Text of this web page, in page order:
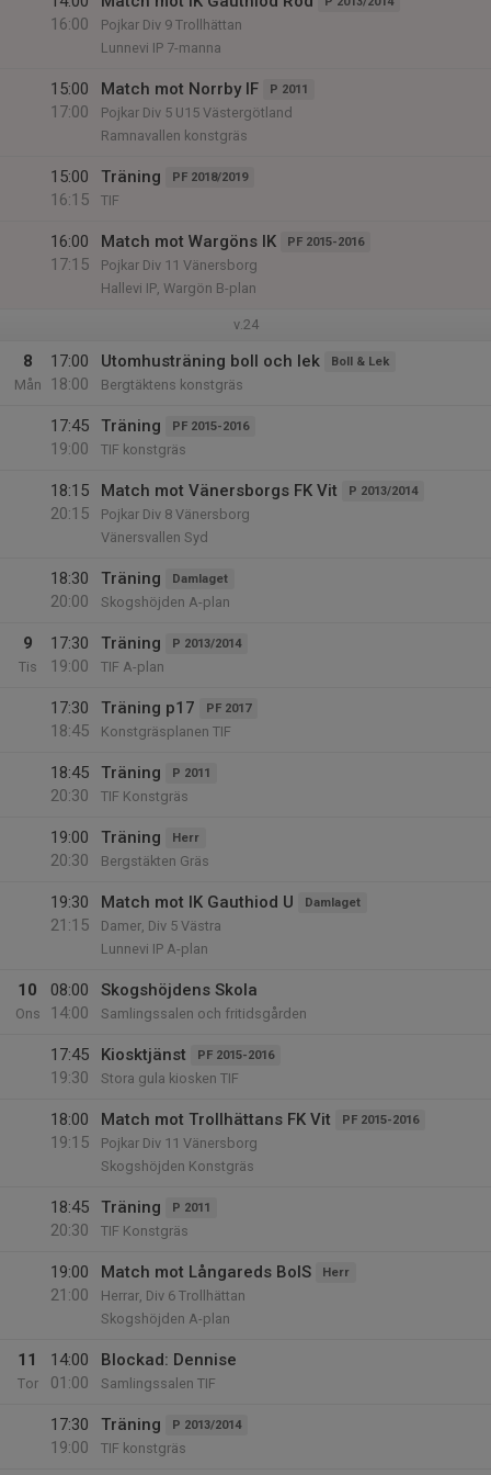
16:00
Pojkar Div 9 Trollhättan
Lunnevi IP 7-manna
15:00
17:00
Match mot Norrby IF P 2011
Pojkar Div 5 U15 Västergötland
Ramnavallen konstgräs
15:00
16:15
Träning PF 2018/2019
TIF
16:00
17:15
Match mot Wargöns IK PF 2015-2016
Pojkar Div 11 Vänersborg
Hallevi IP, Wargön B-plan
v.24
8
Mån
17:00
18:00
Utomhusträning boll och lek Boll & Lek
Bergtäktens konstgräs
17:45
19:00
Träning PF 2015-2016
TIF konstgräs
18:15
20:15
Match mot Vänersborgs FK Vit P 2013/2014
Pojkar Div 8 Vänersborg
Vänersvallen Syd
18:30
20:00
Träning Damlaget
Skogshöjden A-plan
9
Tis
17:30
19:00
Träning P 2013/2014
TIF A-plan
17:30
18:45
Träning p17 PF 2017
Konstgräsplanen TIF
18:45
20:30
Träning P 2011
TIF Konstgräs
19:00
20:30
Träning Herr
Bergstäkten Gräs
19:30
21:15
Match mot IK Gauthiod U Damlaget
Damer, Div 5 Västra
Lunnevi IP A-plan
10
Ons
08:00
14:00
Skogshöjdens Skola
Samlingssalen och fritidsgården
17:45
19:30
Kiosktjänst PF 2015-2016
Stora gula kiosken TIF
18:00
19:15
Match mot Trollhättans FK Vit PF 2015-2016
Pojkar Div 11 Vänersborg
Skogshöjden Konstgräs
18:45
20:30
Träning P 2011
TIF Konstgräs
19:00
21:00
Match mot Långareds BoIS Herr
Herrar, Div 6 Trollhättan
Skogshöjden A-plan
11
Tor
14:00
01:00
Blockad: Dennise
Samlingssalen TIF
17:30
19:00
Träning P 2013/2014
TIF konstgräs